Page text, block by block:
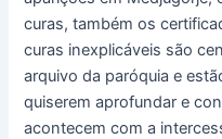
curas, também os
curas inexplicáveis são
arquivo da paróquia e
quiserem aprofundar e
acontecem com a